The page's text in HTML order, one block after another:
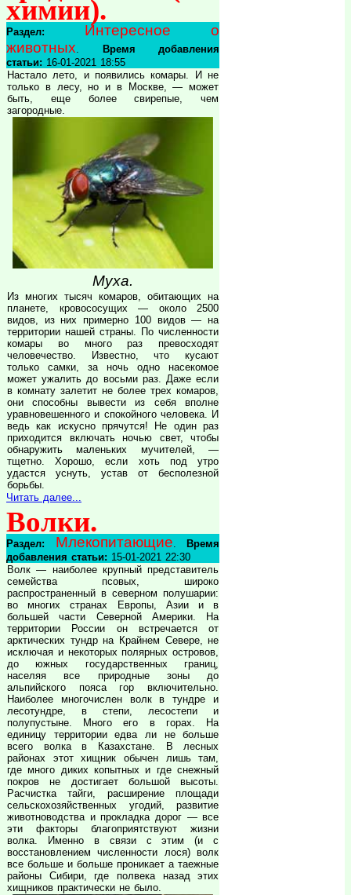
химии).
Раздел:
Интересное о
животных.
Время добавления
статьи: 16-01-2021 18:55
Настало лето, и появились комары. И не
только в лесу, но и в Москве, — может
быть, еще более свирепые, чем
загородные.
Муха.
Из многих тысяч комаров, обитающих на
планете, кровососущих — около 2500
видов, из них примерно 100 видов — на
территории нашей страны. По численности
комары во много раз превосходят
человечество. Известно, что кусают
только самки, за ночь одно насекомое
может ужалить до восьми раз. Даже если
в комнату залетит не более трех комаров,
они способны вывести из себя вполне
уравновешенного и спокойного человека. И
ведь как искусно прячутся! Не один раз
приходится включать ночью свет, чтобы
обнаружить маленьких мучителей, —
тщетно. Хорошо, если хоть под утро
удастся уснуть, устав от бесполезной
борьбы.
Читать далее...
Волки.
Раздел: Млекопитающие.
Время
добавления статьи: 15-01-2021 22:30
Волк — наиболее крупный представитель
семейства псовых, широко
распространенный в северном полушарии:
во многих странах Европы, Азии и в
большей части Северной Америки. На
территории России он встречается от
арктических тундр на Крайнем Севере, не
исключая и некоторых полярных островов,
до южных государственных границ,
населяя все природные зоны до
альпийского пояса гор включительно.
Наиболее многочислен волк в тундре и
лесотундре, в степи, лесостепи и
полупустыне. Много его в горах. На
единицу территории едва ли не больше
всего волка в Казахстане. В лесных
районах этот хищник обычен лишь там,
где много диких копытных и где снежный
покров не достигает большой высоты.
Расчистка тайги, расширение площади
сельскохозяйственных угодий, развитие
животноводства и прокладка дорог — все
эти факторы благоприятствуют жизни
волка. Именно в связи с этим (и с
восстановлением численности лося) волк
все больше и больше проникает а таежные
районы Сибири, где полвека назад этих
хищников практически не было.